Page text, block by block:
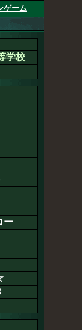
ゲーム
学校
ー